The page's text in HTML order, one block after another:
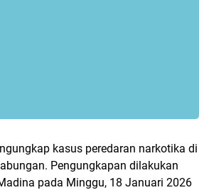
kasus peredaran narkotika di
Pengungkapan dilakukan
pada Minggu, 18 Januari 2026